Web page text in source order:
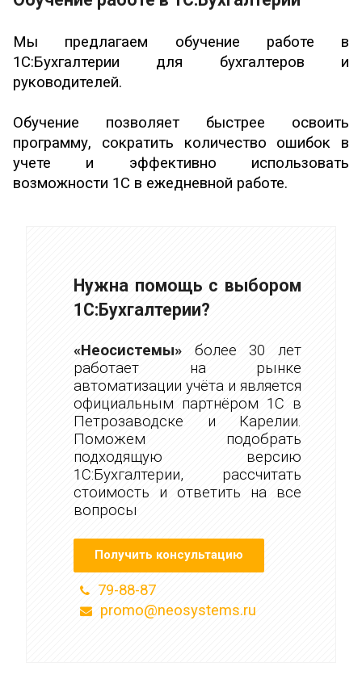
Мы предлагаем обучение работе в
1С:Бухгалтерии для бухгалтеров и
руководителей.
Обучение позволяет быстрее освоить
программу, сократить количество ошибок в
учете и эффективно использовать
возможности 1С в ежедневной работе.
Нужна помощь с выбором
1С:Бухгалтерии?
«Неосистемы» более 30 лет
работает на рынке
автоматизации учёта и является
официальным партнёром 1С в
Петрозаводске и Карелии.
Поможем подобрать
подходящую версию
1С:Бухгалтерии, рассчитать
стоимость и ответить на все
вопросы
Получить консультацию
79-88-87
promo@neosystems.ru